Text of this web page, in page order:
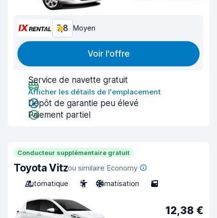
7,8 Moyen
Voir l'offre
Service de navette gratuit
Afficher les détails de l'emplacement
Dépôt de garantie peu élevé
Paiement partiel
Conducteur supplémentaire gratuit
Toyota Vitzou similaire Economy
Automatique
5 Climatisation 5
12,38 €